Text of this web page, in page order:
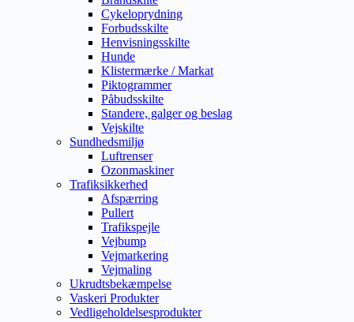
Cykeloprydning
Forbudsskilte
Henvisningsskilte
Hunde
Klistermærke / Markat
Piktogrammer
Påbudsskilte
Standere, galger og beslag
Vejskilte
Sundhedsmiljø
Luftrenser
Ozonmaskiner
Trafiksikkerhed
Afspærring
Pullert
Trafikspejle
Vejbump
Vejmarkering
Vejmaling
Ukrudtsbekæmpelse
Vaskeri Produkter
Vedligeholdelsesprodukter